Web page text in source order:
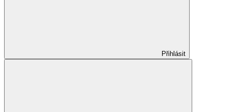
Přihlásit